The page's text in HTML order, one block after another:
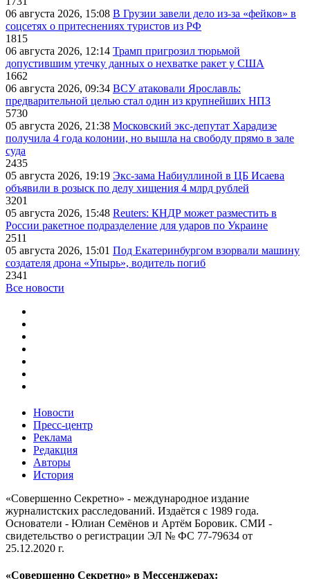
06 августа 2026, 15:08 В Грузии завели дело из-за «фейков» в
соцсетях о притеснениях туристов из РФ
1815
06 августа 2026, 12:14 Трамп пригрозил тюрьмой
допустившим утечку данных о нехватке ракет у США
1662
06 августа 2026, 09:34 ВСУ атаковали Ярославль:
предварительной целью стал один из крупнейших НПЗ
5730
05 августа 2026, 21:38 Московский экс-депутат Харадизе
получила 4 года колонии, но вышла на свободу прямо в зале
суда
2435
05 августа 2026, 19:19 Экс-зама Набиуллиной в ЦБ Исаева
объявили в розыск по делу хищения 4 млрд рублей
3201
05 августа 2026, 15:48 Reuters: КНДР может разместить в
России ракетное подразделение для ударов по Украине
2511
05 августа 2026, 15:01 Под Екатеринбургом взорвали машину
создателя дрона «Упырь», водитель погиб
2341
Все новости
Новости
Пресс-центр
Реклама
Редакция
Авторы
История
«Совершенно Секретно» - международное издание
журналистских расследований. Издаётся с 1989 года.
Основатели - Юлиан Семёнов и Артём Боровик. CМИ -
свидетельство о регистрации ЭЛ № ФС 77-79634 от
25.12.2020 г.
«Совершенно Секретно» в Мессенджерах: